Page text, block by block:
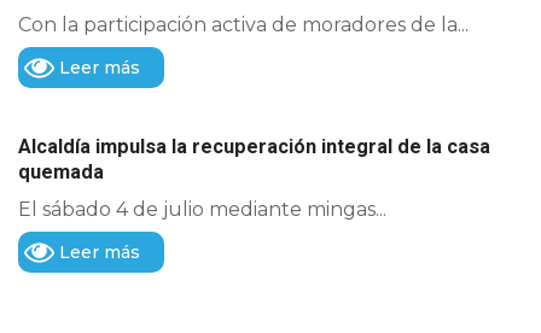
Con la participación activa de moradores de la...
Leer más
Alcaldía impulsa la recuperación integral de la casa
quemada
El sábado 4 de julio mediante mingas...
Leer más